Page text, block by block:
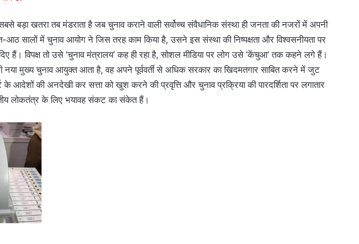
बड़ा खतरा तब मंडराता है जब चुनाव कराने वाली सर्वोच्च संवैधानिक संस्था ही जनता की नजरों में अपनी
आठ सालों में चुनाव आयोग ने जिस तरह काम किया है, उसने इस संस्था की निष्पक्षता और विश्वसनीयता पर
हैं। विपक्ष तो उसे ‘चुनाव मंत्रालय’ कह ही रहा है, सोशल मीडिया पर लोग उसे ‘केंचुआ’ तक कहने लगे हैं।
नया मुख्य चुनाव आयुक्त आता है, वह अपने पूर्ववर्ती से अधिक सरकार का खिदमतगार साबित करने में जुट
के आदेशों की अनदेखी कर सत्ता को खुश करने की प्रवृत्ति और चुनाव प्रक्रिया की पारदर्शिता पर लगातार
लोकतंत्र के लिए भयावह संकट का संकेत हैं।